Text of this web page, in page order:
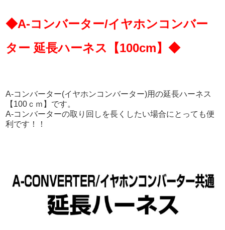
◆A-コンバーター/イヤホンコンバー
ター 延長ハーネス【100cm】◆
A-コンバーター(イヤホンコンバーター)用の延長ハーネス
【100ｃｍ】です。
A-コンバーターの取り回しを長くしたい場合にとっても便
利です！！